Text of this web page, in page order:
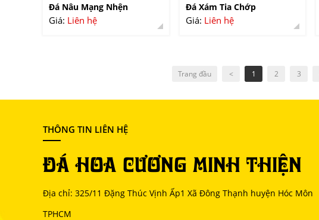
Đá Nâu Mạng Nhện
Giá: Liên hệ
Đá Xám Tia Chớp
Giá: Liên hệ
Trang đầu < 1 2 3
THÔNG TIN LIÊN HỆ
ĐÁ HOA CƯƠNG MINH THIỆN
Địa chỉ: 325/11 Đặng Thúc Vịnh Ấp1 Xã Đông Thạnh huyện Hóc Môn
TPHCM